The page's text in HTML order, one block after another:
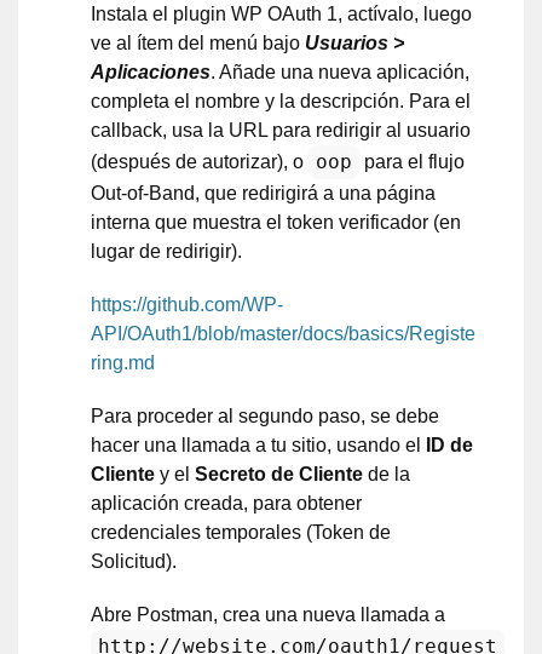
Instala el plugin WP OAuth 1, actívalo, luego
ve al ítem del menú bajo Usuarios >
Aplicaciones. Añade una nueva aplicación,
completa el nombre y la descripción. Para el
callback, usa la URL para redirigir al usuario
(después de autorizar), o
oop
para el flujo
Out-of-Band, que redirigirá a una página
interna que muestra el token verificador (en
lugar de redirigir).
https://github.com/WP-
API/OAuth1/blob/master/docs/basics/Registe
ring.md
Para proceder al segundo paso, se debe
hacer una llamada a tu sitio, usando el
ID de
Cliente y el Secreto de Cliente de la
aplicación creada, para obtener
credenciales temporales (Token de
Solicitud).
Abre Postman, crea una nueva llamada a
http://website.com/oauth1/request